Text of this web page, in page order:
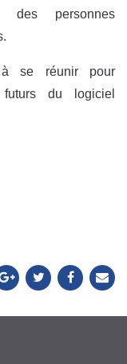
des personnes
se réunir pour
futurs du logiciel